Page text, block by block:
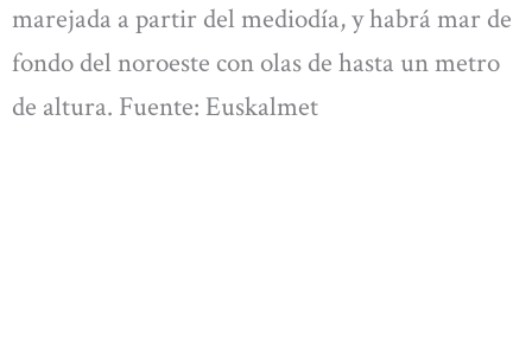
marejada a partir del mediodía, y habrá mar de
fondo del noroeste con olas de hasta un metro
de altura. Fuente: Euskalmet